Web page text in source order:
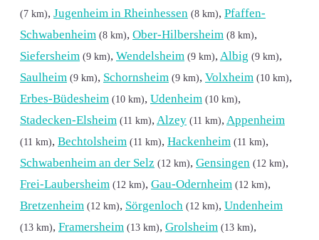
(7 km), Jugenheim in Rheinhessen (8 km), Pfaffen-
Schwabenheim (8 km), Ober-Hilbersheim (8 km),
Siefersheim (9 km), Wendelsheim (9 km), Albig (9 km),
Saulheim (9 km), Schornsheim (9 km), Volxheim (10 km),
Erbes-Büdesheim (10 km), Udenheim (10 km),
Stadecken-Elsheim (11 km), Alzey (11 km), Appenheim
(11 km), Bechtolsheim (11 km), Hackenheim (11 km),
Schwabenheim an der Selz (12 km), Gensingen (12 km),
Frei-Laubersheim (12 km), Gau-Odernheim (12 km),
Bretzenheim (12 km), Sörgenloch (12 km), Undenheim
(13 km), Framersheim (13 km), Grolsheim (13 km),